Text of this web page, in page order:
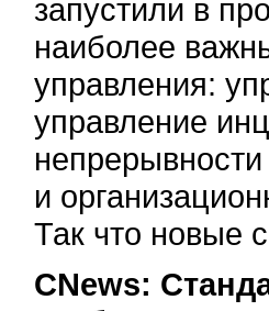
запустили в
наиболее
управления:
управление
и
Так что новые
CNews: